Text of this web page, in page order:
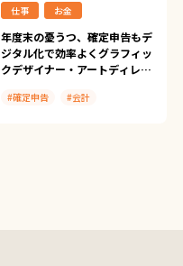
仕事 お金
年度末の憂うつ、確定申告もデ
ジタル化で効率よくグラフィッ
クデザイナー・アートディレク
#確定申告
#会計